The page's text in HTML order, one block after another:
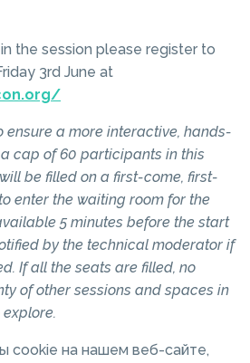
the session please register to
3rd June at
ensure a more interactive, hands-
cap of 60 participants in this
be filled on a first-come, first-
enter the waiting room for the
5 minutes before the start
by the technical moderator if
If all the seats are filled, no
of other sessions and spaces in
cookie на нашем веб-сайте,